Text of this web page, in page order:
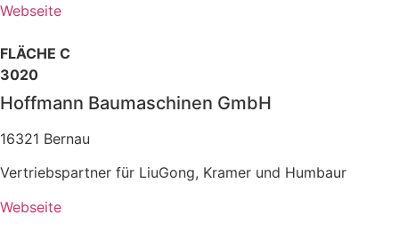
Webseite
FLÄCHE C
3020
Hoffmann Baumaschinen GmbH
16321 Bernau
Vertriebspartner für LiuGong, Kramer und Humbaur
Webseite